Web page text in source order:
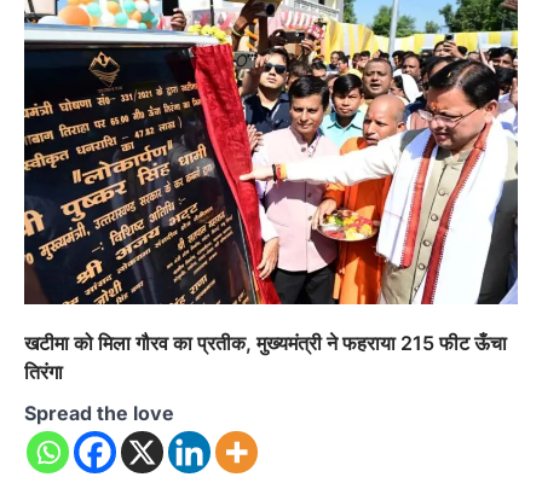
खटीमा को मिला गौरव का प्रतीक, मुख्यमंत्री ने फहराया 215 फीट ऊँचा
तिरंगा
Spread the love